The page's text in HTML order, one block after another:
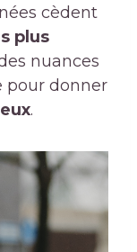
cèdent
plus
nuances
pour donner
.